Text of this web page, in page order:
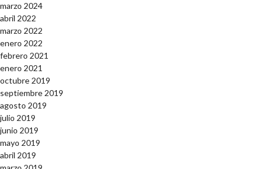
marzo 2024
abril 2022
marzo 2022
enero 2022
febrero 2021
enero 2021
octubre 2019
septiembre 2019
agosto 2019
julio 2019
junio 2019
mayo 2019
abril 2019